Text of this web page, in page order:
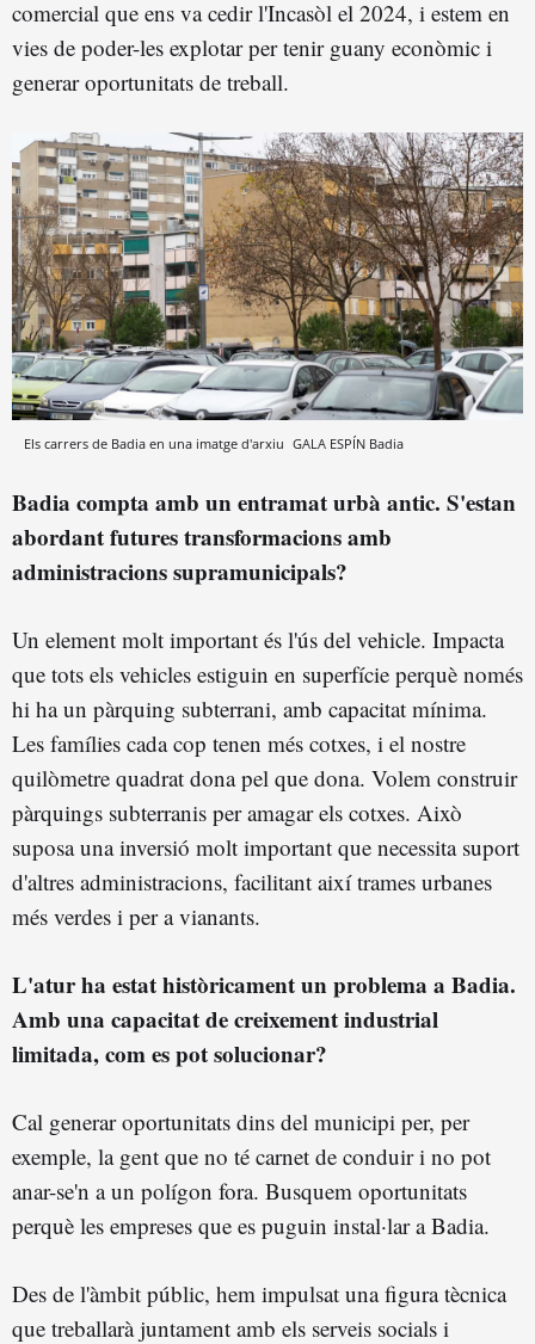
comercial que ens va cedir l'Incasòl el 2024, i estem en
vies de poder-les explotar per tenir guany econòmic i
generar oportunitats de treball.
Els carrers de Badia en una imatge d'arxiu GALA ESPÍN Badia
Badia compta amb un entramat urbà antic. S'estan
abordant futures transformacions amb
administracions supramunicipals?
Un element molt important és l'ús del vehicle. Impacta
que tots els vehicles estiguin en superfície perquè només
hi ha un pàrquing subterrani, amb capacitat mínima.
Les famílies cada cop tenen més cotxes, i el nostre
quilòmetre quadrat dona pel que dona. Volem construir
pàrquings subterranis per amagar els cotxes. Això
suposa una inversió molt important que necessita suport
d'altres administracions, facilitant així trames urbanes
més verdes i per a vianants.
L'atur ha estat històricament un problema a Badia.
Amb una capacitat de creixement industrial
limitada, com es pot solucionar?
Cal generar oportunitats dins del municipi per, per
exemple, la gent que no té carnet de conduir i no pot
anar-se'n a un polígon fora. Busquem oportunitats
perquè les empreses que es puguin instal·lar a Badia.
Des de l'àmbit públic, hem impulsat una figura tècnica
que treballarà juntament amb els serveis socials i